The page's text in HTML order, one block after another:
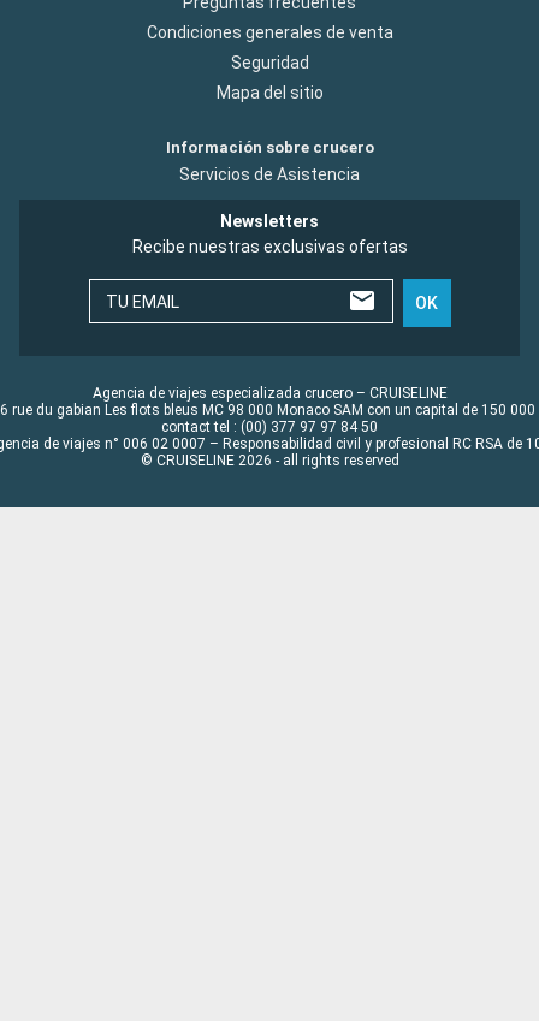
Condiciones generales de venta
Seguridad
Mapa del sitio
Información sobre crucero
Servicios de Asistencia
Newsletters
Recibe nuestras exclusivas ofertas
TU EMAIL OK
Agencia de viajes especializada crucero – CRUISELINE
rue du gabian Les flots bleus MC 98 000 Monaco SAM con un capital de 150 000
contact tel : (00) 377 97 97 84 50
de viajes n° 006 02 0007 – Responsabilidad civil y profesional RC RSA de
© CRUISELINE 2026 - all rights reserved